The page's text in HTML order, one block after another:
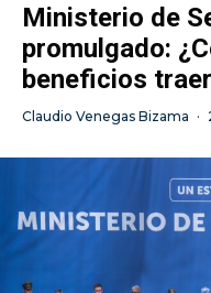
Ministerio de
promulgado:
beneficios
Claudio Venegas Bizama ·